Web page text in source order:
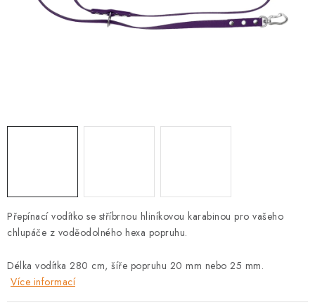
SLUŽBY
Podmínky ochrany osobních údajů
Přepínací vodítko se stříbrnou hliníkovou karabinou pro vašeho
chlupáče z voděodolného hexa popruhu.
Délka vodítka 280 cm, šíře popruhu 20 mm nebo 25 mm.
Více informací